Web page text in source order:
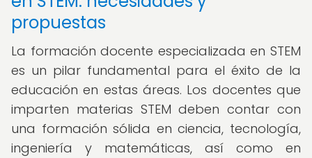
propuestas
La formación docente especializada en STEM
es un pilar fundamental para el éxito de la
educación en estas áreas. Los docentes que
imparten materias STEM deben contar con
una formación sólida en ciencia, tecnología,
ingeniería y matemáticas, así como en